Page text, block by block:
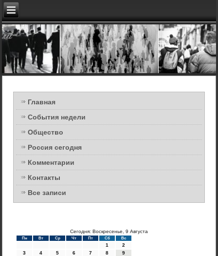
Главная
События недели
Общество
Россия сегодня
Комментарии
Контакты
Все записи
Сегодня: Воскресенье, 9 Августа
Пн Вт Ср Чт Пт Сб Вс
1
2
3
4 5 6 7 8
9